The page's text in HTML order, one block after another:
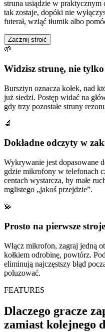
struna usiądzie w
tak zostaje, dopóki nie
futerał, wziąć tłumik albo
Zacznij stroić
🌱
Widzisz strunę, nie tylko
Bursztyn oznacza kołek, nad
już siedzi. Postęp widać na
gdy trzy pozostałe struny
🔬
Dokładne odczyty w
Wykrywanie jest dopasowane
gdzie mikrofony w telefonach
centach wystarcza, by małe
mglistego „jakoś przejdzie”.
💫
Prosto na pierwsze
Włącz mikrofon, zagraj jedną
kołkiem odrobinę, powtórz.
eliminują najczęstszy błąd
poluzować.
FEATURES
Dlaczego gracze
zamiast kolejnego